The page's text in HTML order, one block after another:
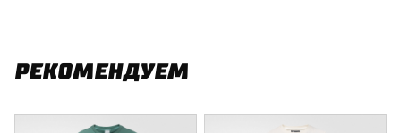
РЕКОМЕНДУЕМ